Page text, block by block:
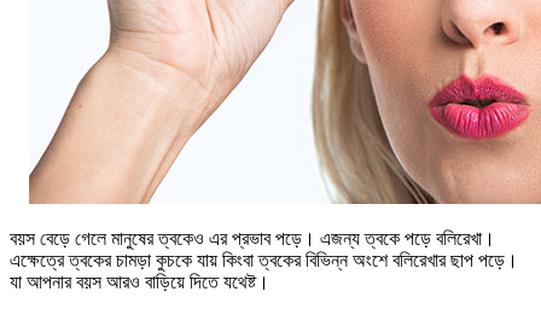
বয়স বেড়ে গেলে মানুষের ত্বকেও এর প্রভাব পড়ে। এজন্য ত্বকে পড়ে বলিরেখা।
এক্ষেত্রে ত্বকের চামড়া কুচকে যায় কিংবা ত্বকের বিভিন্ন অংশে বলিরেখার ছাপ পড়ে।
যা আপনার বয়স আরও বাড়িয়ে দিতে যথেষ্ট।